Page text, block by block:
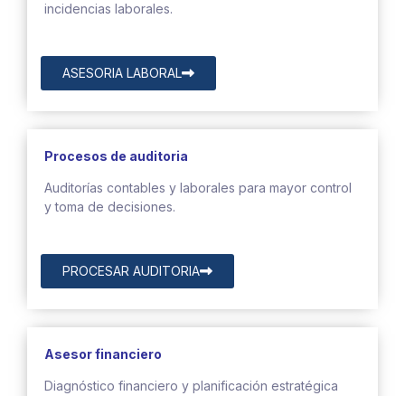
incidencias laborales.
ASESORIA LABORAL
Procesos de auditoria
Auditorías contables y laborales para mayor control
y toma de decisiones.
PROCESAR AUDITORIA
Asesor financiero
Diagnóstico financiero y planificación estratégica